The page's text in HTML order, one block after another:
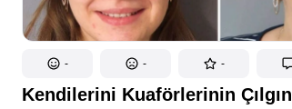
- - -
Kendilerini Kuaförlerinin Çılgın